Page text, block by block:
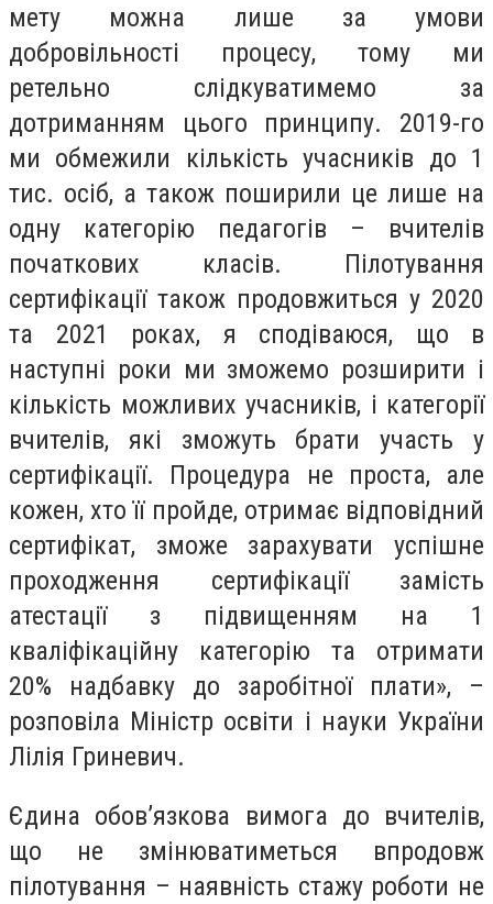
мету можна лише за умови
добровільності процесу, тому ми
ретельно слідкуватимемо за
дотриманням цього принципу. 2019-го
ми обмежили кількість учасників до 1
тис. осіб, а також поширили це лише на
одну категорію педагогів – вчителів
початкових класів. Пілотування
сертифікації також продовжиться у 2020
та 2021 роках, я сподіваюся, що в
наступні роки ми зможемо розширити і
кількість можливих учасників, і категорії
вчителів, які зможуть брати участь у
сертифікації. Процедура не проста, але
кожен, хто її пройде, отримає відповідний
сертифікат, зможе зарахувати успішне
проходження сертифікації замість
атестації з підвищенням на 1
кваліфікаційну категорію та отримати
20% надбавку до заробітної плати», –
розповіла Міністр освіти і науки України
Лілія Гриневич.
Єдина обов’язкова вимога до вчителів,
що не змінюватиметься впродовж
пілотування – наявність стажу роботи не